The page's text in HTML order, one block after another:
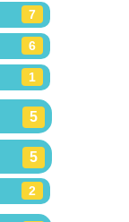
7
6
1
5
5
2